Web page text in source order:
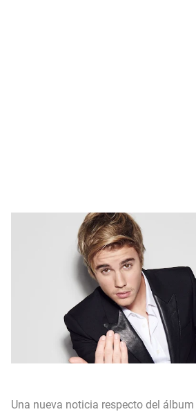
Una nueva noticia respecto del álbum